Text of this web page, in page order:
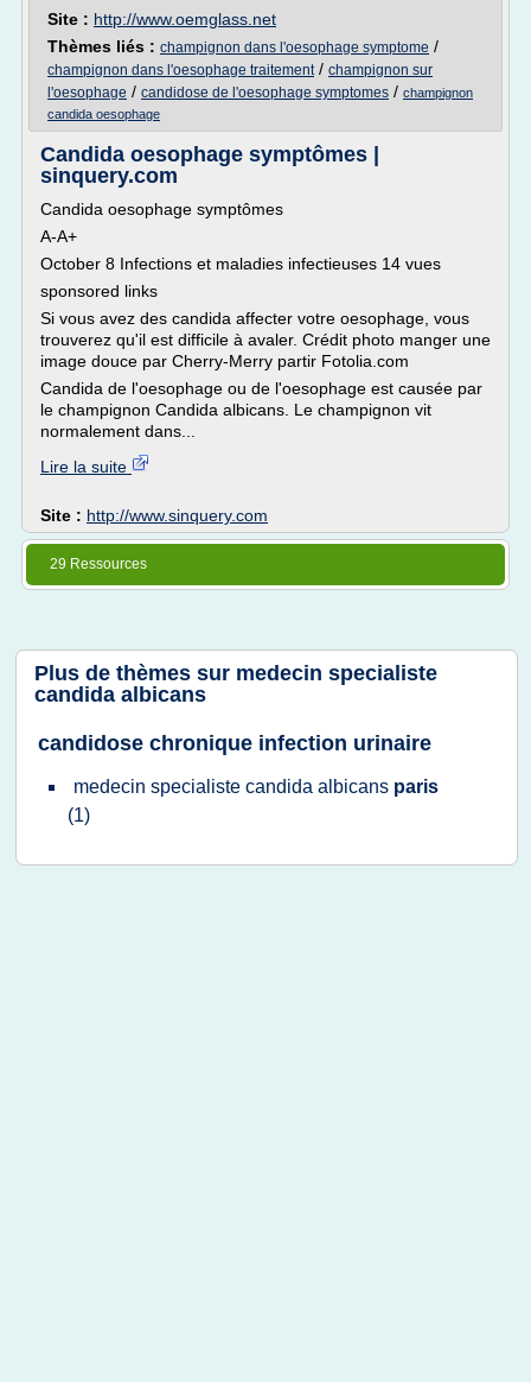
Site : http://www.oemglass.net
Thèmes liés : champignon dans l'oesophage symptome /
champignon dans l'oesophage traitement/ champignon sur
l'oesophage / candidose de l'oesophage symptomes / champignon
candida oesophage
Candida oesophage symptômes |
sinquery.com
Candida oesophage symptômes
A-A+
October 8 Infections et maladies infectieuses 14 vues
sponsored links
Si vous avez des candida affecter votre oesophage, vous
trouverez qu'il est difficile à avaler. Crédit photo manger une
image douce par Cherry-Merry partir Fotolia.com
Candida de l'oesophage ou de l'oesophage est causée par
le champignon Candida albicans. Le champignon vit
normalement dans...
Lire la suite
Site : http://www.sinquery.com
29 Ressources
Plus de thèmes sur medecin specialiste
candida albicans
candidose chronique infection urinaire
medecin specialiste candida albicans paris
(1)